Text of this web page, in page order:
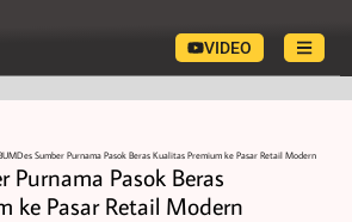
VIDEO
Sumber Purnama Pasok Beras Kualitas Premium ke Pasar Retail Modern
Purnama Pasok Beras
ke Pasar Retail Modern